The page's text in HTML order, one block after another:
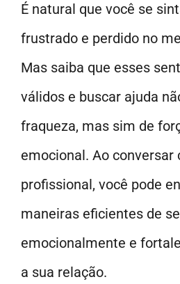
É natural que você se
frustrado e perdido no
Mas saiba que esses
válidos e buscar ajuda
fraqueza, mas sim de
emocional. Ao conversar
profissional, você pode
maneiras eficientes de
emocionalmente e
a sua relação.